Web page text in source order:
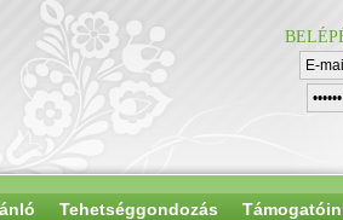
Tehetséggondozás